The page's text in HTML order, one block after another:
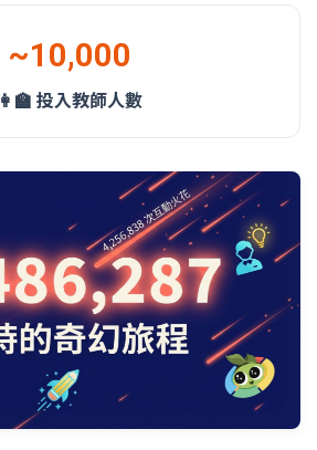
~10,000
👩‍🏫 投入教師人數